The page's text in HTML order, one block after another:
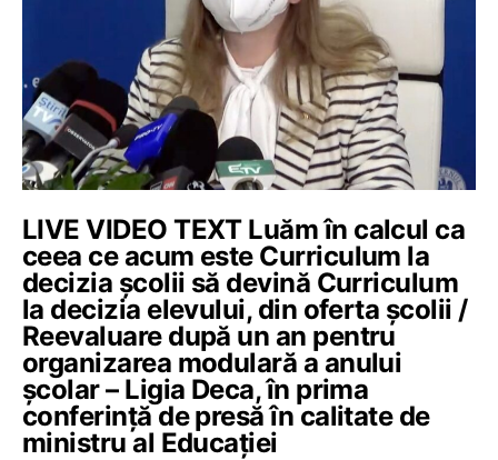
LIVE VIDEO TEXT Luăm în calcul ca
ceea ce acum este Curriculum la
decizia școlii să devină Curriculum
la decizia elevului, din oferta școlii /
Reevaluare după un an pentru
organizarea modulară a anului
școlar – Ligia Deca, în prima
conferință de presă în calitate de
ministru al Educației